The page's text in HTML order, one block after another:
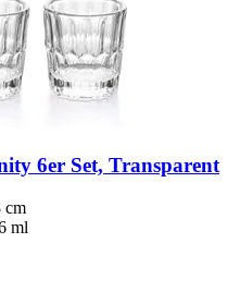
6er Set, Transparent
cm
ml